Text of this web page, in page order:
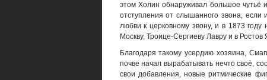
этом Холин обнаруживал большое чутьё
отступления от слышанного звона,
любви к церковному звону, и в 1873 году
Москву, Троице-Сергиеву Лавру и в Ростов
Благодаря такому усердию хозяина,
почве начал вырабатывать нечто своё,
свои добавления, новые ритмические